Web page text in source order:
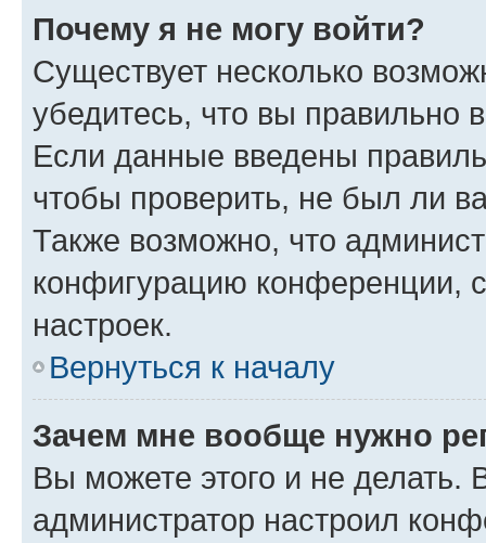
Почему я не могу войти?
Существует несколько
убедитесь, что вы правильно
Если данные введены
чтобы проверить, не был ли
Также возможно, что
конфигурацию конференции,
настроек.
Вернуться к началу
Зачем мне вообще нужно
Вы можете этого и не делать.
администратор настроил